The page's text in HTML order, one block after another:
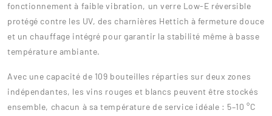
fonctionnement à faible vibration, un verre Low-E réversible
protégé contre les UV, des charnières Hettich à fermeture douce
et un chauffage intégré pour garantir la stabilité même à basse
température ambiante.
Avec une capacité de 109 bouteilles réparties sur deux zones
indépendantes, les vins rouges et blancs peuvent être stockés
ensemble, chacun à sa température de service idéale : 5–10 °C